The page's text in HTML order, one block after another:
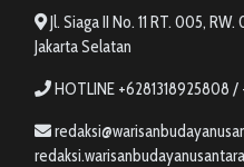
Jl. Siaga II No. 11 RT. 005,
Jakarta Selatan
HOTLINE +6281318925808 /